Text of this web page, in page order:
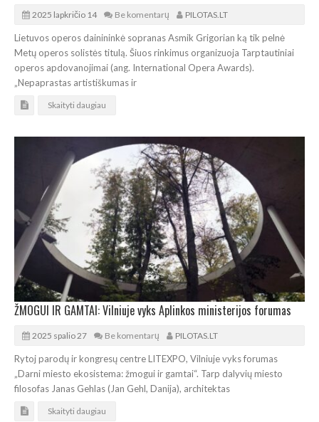
2025 lapkričio 14 Be komentarų PILOTAS.LT
Lietuvos operos dainininkė sopranas Asmik Grigorian ką tik pelnė
Metų operos solistės titulą. Šiuos rinkimus organizuoja Tarptautiniai
operos apdovanojimai (ang. International Opera Awards).
„Nepaprastas artistiškumas ir
Skaityti daugiau
ŽMOGUI IR GAMTAI: Vilniuje vyks Aplinkos ministerijos forumas
2025 spalio 27 Be komentarų PILOTAS.LT
Rytoj parodų ir kongresų centre LITEXPO, Vilniuje vyks forumas
„Darni miesto ekosistema: žmogui ir gamtai“. Tarp dalyvių miesto
filosofas Janas Gehlas (Jan Gehl, Danija), architektas
Skaityti daugiau